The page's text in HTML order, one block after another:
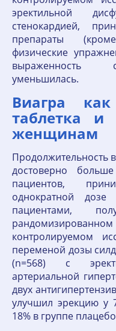
эректильной
стенокардией,
препараты
физические
выраженность
уменьшилась.
Виагра
таблетка
женщинам
Продолжительность
достоверно
пациентов,
однократной
пациентами,
контролируемом
переменой дозы
(n=568) с
артериальной
двух
улучшил эрекцию у
18% в группе